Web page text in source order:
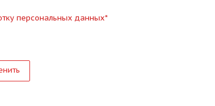
персональных данных*